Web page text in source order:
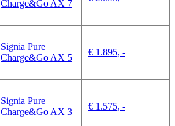
Charge&Go AX 7
Signia Pure
Charge&Go AX 5
€ 1.895, -
Signia Pure
Charge&Go AX 3
€ 1.575, -